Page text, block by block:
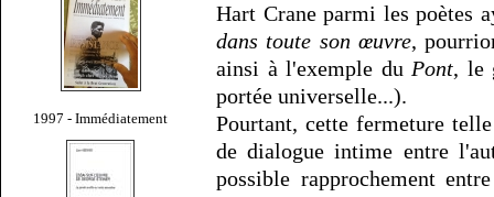
1997 - Immédiatement
Hart Crane parmi les poètes
dans toute son œuvre,
ainsi à l'exemple du Pont, le
portée universelle...).
Pourtant, cette fermeture
de dialogue intime entre
possible rapprochement